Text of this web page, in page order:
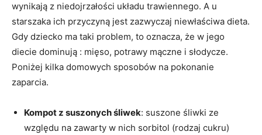
wynikają z niedojrzałości układu trawiennego. A u
starszaka ich przyczyną jest zazwyczaj niewłaściwa dieta.
Gdy dziecko ma taki problem, to oznacza, że w jego
diecie dominują : mięso, potrawy mączne i słodycze.
Poniżej kilka domowych sposobów na pokonanie
zaparcia.
Kompot z suszonych śliwek: suszone śliwki ze
względu na zawarty w nich sorbitol (rodzaj cukru)